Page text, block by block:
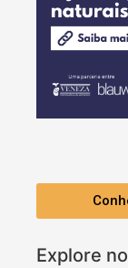
Explore